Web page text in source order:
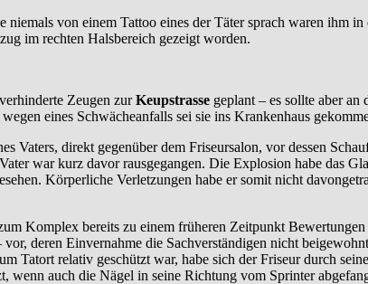
niemals von einem Tattoo eines der Täter sprach waren ihm
im rechten Halsbereich gezeigt worden.
Zeugen zurKeupstrasse geplant – es sollte aber
eines Schwächeanfalls sei sie ins Krankenhaus
Vaters, direkt gegenüber dem Friseursalon, vor dessen
war kurz davor rausgegangen. Die Explosion habe das
Körperliche Verletzungen habe er somit nicht
Komplex bereits zu einem früheren Zeitpunkt
deren Einvernahme die Sachverständigen nicht
Tatort relativ geschützt war, habe sich der Friseur durch
wenn auch die Nägel in seine Richtung vom Sprinter